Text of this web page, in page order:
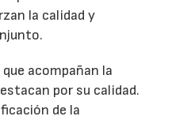
la calidad y
acompañan la
por su calidad.
de la